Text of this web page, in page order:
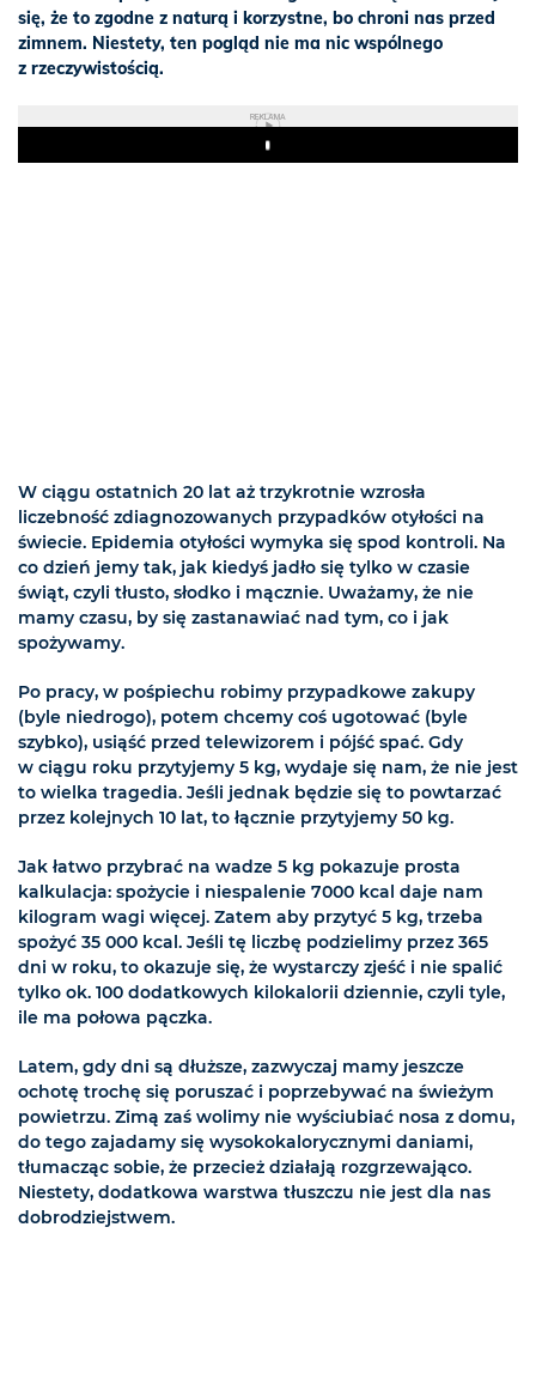
się, że to zgodne z naturą i korzystne, bo chroni nas przed
zimnem. Niestety, ten pogląd nie ma nic wspólnego
z rzeczywistością.
REKLAMA
Play
W ciągu ostatnich 20 lat aż trzykrotnie wzrosła
liczebność zdiagnozowanych przypadków otyłości na
świecie. Epidemia otyłości wymyka się spod kontroli. Na
co dzień jemy tak, jak kiedyś jadło się tylko w czasie
świąt, czyli tłusto, słodko i mącznie. Uważamy, że nie
mamy czasu, by się zastanawiać nad tym, co i jak
spożywamy.
Po pracy, w pośpiechu robimy przypadkowe zakupy
(byle niedrogo), potem chcemy coś ugotować (byle
szybko), usiąść przed telewizorem i pójść spać. Gdy
w ciągu roku przytyjemy 5 kg, wydaje się nam, że nie jest
to wielka tragedia. Jeśli jednak będzie się to powtarzać
przez kolejnych 10 lat, to łącznie przytyjemy 50 kg.
Jak łatwo przybrać na wadze 5 kg pokazuje prosta
kalkulacja: spożycie i niespalenie 7000 kcal daje nam
kilogram wagi więcej. Zatem aby przytyć 5 kg, trzeba
spożyć 35 000 kcal. Jeśli tę liczbę podzielimy przez 365
dni w roku, to okazuje się, że wystarczy zjeść i nie spalić
tylko ok. 100 dodatkowych kilokalorii dziennie, czyli tyle,
ile ma połowa pączka.
Latem, gdy dni są dłuższe, zazwyczaj mamy jeszcze
ochotę trochę się poruszać i poprzebywać na świeżym
powietrzu. Zimą zaś wolimy nie wyściubiać nosa z domu,
do tego zajadamy się wysokokalorycznymi daniami,
tłumacząc sobie, że przecież działają rozgrzewająco.
Niestety, dodatkowa warstwa tłuszczu nie jest dla nas
dobrodziejstwem.